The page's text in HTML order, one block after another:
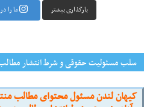
بارگذاری بیشتر ما را
سلب مسئولیت حقوقی و شرط انتشار
کیهان لندن مسئول محتوای مطالب